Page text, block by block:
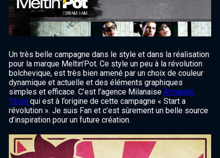
Un très belle campagne dans le style et dans la réalisation
pour la marque Meltin’Pot. Ce style un peu à la révolution
bolchevique, est très bien amené par un choix de couleur
dynamique et actuelle et des éléments graphiques
simples et efficace. C’est l’agence Milanaise Armando
Testa qui est à l’origine de cette campagne « Start a
révolution ». Je suis Fan et c’est sûrement un belle source
d’inspiration pour un future création.